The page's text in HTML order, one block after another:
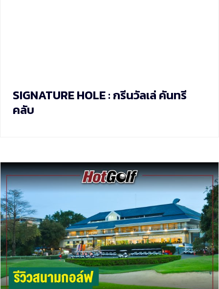
SIGNATURE HOLE : กรีนวัลเล่ คันทรี
คลับ